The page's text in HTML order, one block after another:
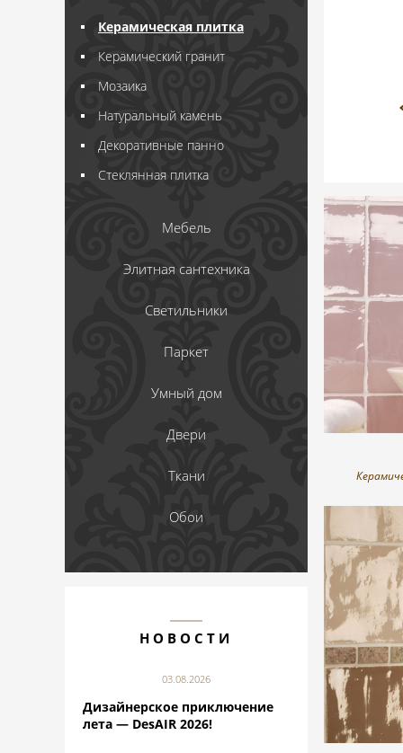
Керамическая плитка
Керамический гранит
Мозаика
Натуральный камень
Декоративные панно
Стеклянная плитка
Мебель
Элитная сантехника
Светильники
Паркет
Умный дом
Двери
Ткани
Обои
НОВОСТИ
03.08.2026
Дизайнерское приключение
лета — DesAIR 2026!